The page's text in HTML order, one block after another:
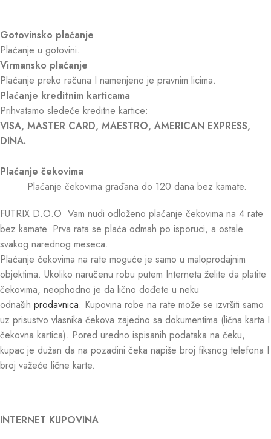
Gotovinsko plaćanje
Plaćanje u gotovini.
Virmansko plaćanje
Plaćanje preko računa I namenjeno je pravnim licima.
Plaćanje kreditnim karticama
Prihvatamo sledeće kreditne kartice:
VISA, MASTER CARD, MAESTRO, AMERICAN EXPRESS,
DINA.
Plaćanje čekovima
Plaćanje čekovima građana do 120 dana bez kamate.
FUTRIX D.O.O Vam nudi odloženo plaćanje čekovima na 4 rate
bez kamate. Prva rata se plaća odmah po isporuci, a ostale
svakog narednog meseca.
Plaćanje čekovima na rate moguće je samo u maloprodajnim
objektima. Ukoliko naručenu robu putem Interneta želite da platite
čekovima, neophodno je da lično dođete u neku
odnaših prodavnica. Kupovina robe na rate može se izvršiti samo
uz prisustvo vlasnika čekova zajedno sa dokumentima (lična karta I
čekovna kartica). Pored uredno ispisanih podataka na čeku,
kupac je dužan da na pozadini čeka napiše broj fiksnog telefona I
broj važeće lične karte.
INTERNET KUPOVINA